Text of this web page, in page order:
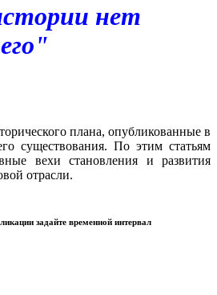
нет
плана, опубликованные в
существования. По этим статьям
вехи становления и развития
отрасли.
задайте временной интервал